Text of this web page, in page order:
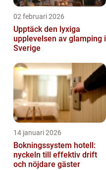
02 februari 2026
Upptäck den lyxiga
upplevelsen av glamping i
Sverige
14 januari 2026
Bokningssystem hotell:
nyckeln till effektiv drift
och nöjdare gäster